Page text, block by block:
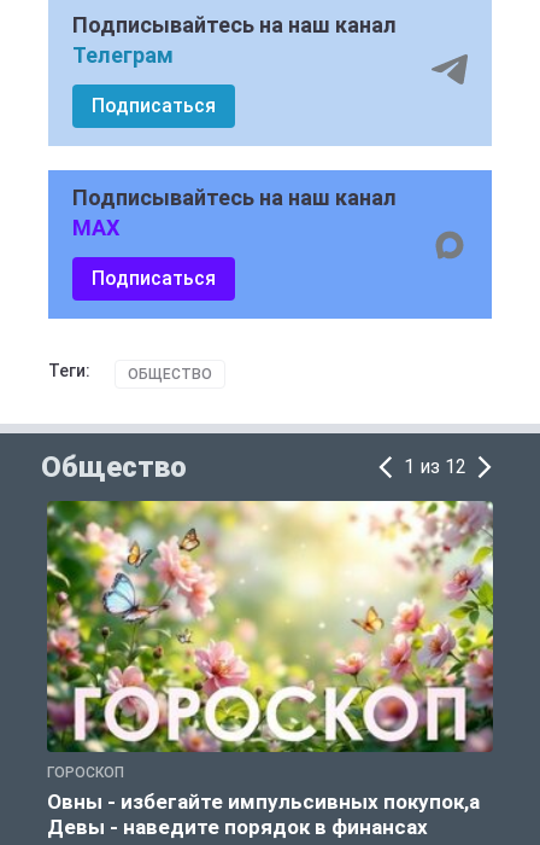
Подписывайтесь на наш канал
Телеграм
Подписаться
Подписывайтесь на наш канал
MAX
Подписаться
Теги: ОБЩЕСТВО
Общество 1 из 12
ГОРОСКОП
Овны - избегайте импульсивных покупок,а
Девы - наведите порядок в финансах